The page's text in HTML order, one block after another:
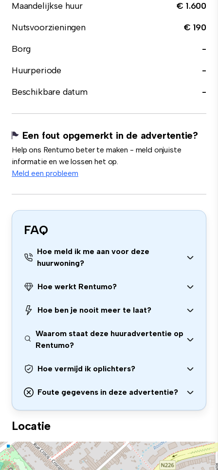
Maandelijkse huur
€ 1.600
Nutsvoorzieningen
€ 190
Borg
-
Huurperiode
-
Beschikbare datum
-
Een fout opgemerkt in de advertentie?
Help ons Rentumo beter te maken - meld onjuiste
informatie en we lossen het op.
Meld een probleem
FAQ
Hoe meld ik me aan voor deze
huurwoning?
Hoe werkt Rentumo?
Hoe ben je nooit meer te laat?
Waarom staat deze huuradvertentie op
Rentumo?
Hoe vermijd ik oplichters?
Foute gegevens in deze advertentie?
Locatie